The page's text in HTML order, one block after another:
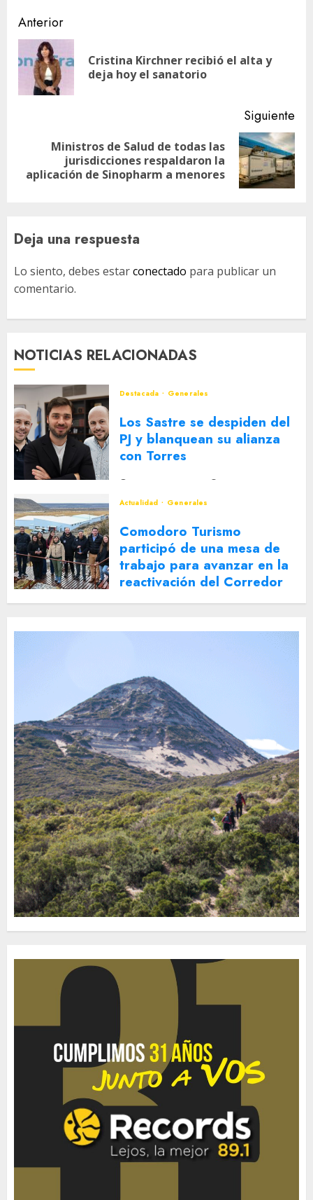
Navegación
de
entradas
Anterior
Cristina Kirchner recibió el alta y
deja hoy el sanatorio
Siguiente
Siguiente
entrada:
Ministros de Salud de todas las
jurisdicciones respaldaron la
aplicación de Sinopharm a menores
Deja una respuesta
Lo siento, debes estarconectado para publicar un
comentario.
NOTICIAS RELACIONADAS
Destacada Generales
Los Sastre se despiden del
PJ y blanquean su alianza
con Torres
Actualidad
Generales
Comodoro Turismo
participó de una mesa de
trabajo para avanzar en la
reactivación del Corredor
Turístico Integrado